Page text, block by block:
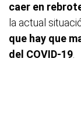
caer en
la actual
que hay que
del COVID-19